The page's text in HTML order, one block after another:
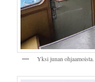
Yksi junan ohjaamoista.